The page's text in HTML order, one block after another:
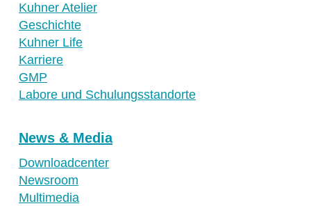
Kuhner Atelier
Geschichte
Kuhner Life
Karriere
GMP
Labore und Schulungsstandorte
News & Media
Downloadcenter
Newsroom
Multimedia